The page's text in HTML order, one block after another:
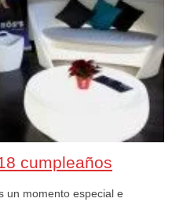
cumpleaños
un momento especial e